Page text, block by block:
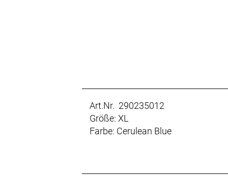
Art.Nr. 290235012
Größe: XL
Farbe: Cerulean Blue